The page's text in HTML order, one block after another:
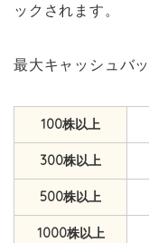
ックされます。
最大キャッシュバ
100株以上
300株以上
500株以上
1000株以上